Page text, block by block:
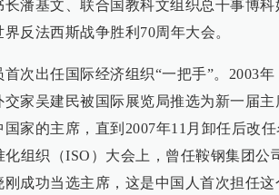
潘基文、联合国教科文组织总干事博
反法西斯战争胜利70周年大会。
次出任国际经济组织“一把手”。2003年
家吴建民被国际展览局推选为新一届
家的主席，直到2007年11月卸任后改
化组织（ISO）大会上，曾任鞍钢集团公
成功当选主席，这是中国人首次担任这